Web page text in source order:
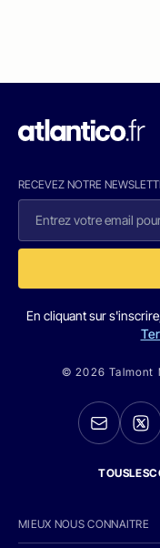
RECEVEZ NOTRE
En cliquant sur
© 2026 Talmont
MIEUX NOUS CONNAITRE